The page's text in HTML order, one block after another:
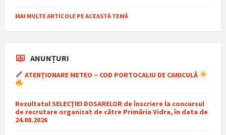
MAI MULTE ARTICOLE PE ACEASTĂ TEMĂ
ANUNȚURI
ATENȚIONARE METEO – COD PORTOCALIU DE CANICULĂ
Rezultatul SELECȚIEI DOSARELOR de înscriere la concursul
de recrutare organizat de către Primăria Vidra, în data de
24.08.2026